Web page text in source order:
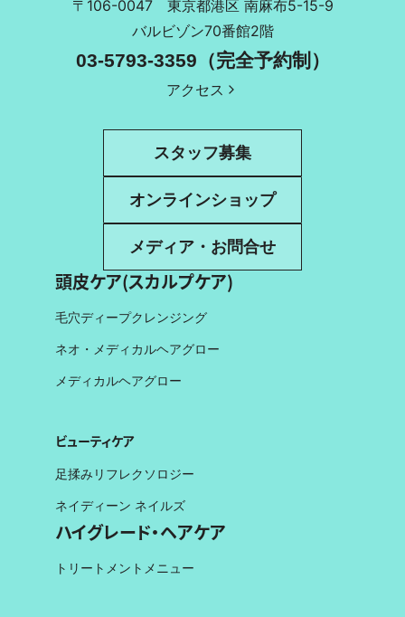
〒106-0047 東京都港区 南麻布5-15-9
バルビゾン70番館2階
03-5793-3359（完全予約制）
アクセス
スタッフ募集
オンラインショップ
メディア・お問合せ
頭皮ケア(スカルプケア)
毛穴ディープクレンジング
ネオ・メディカルヘアグロー
メディカルヘアグロー
ビューティケア
足揉みリフレクソロジー
ネイディーン ネイルズ
ハイグレード・ヘアケア
トリートメントメニュー